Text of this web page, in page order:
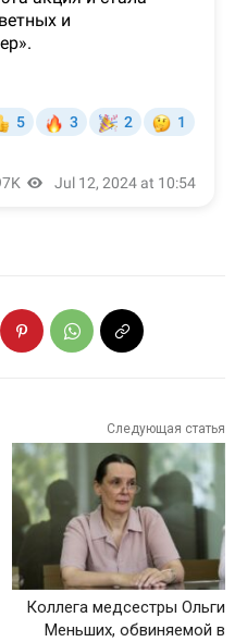
Следующая статья
Коллега медсестры Ольги
Меньших, обвиняемой в